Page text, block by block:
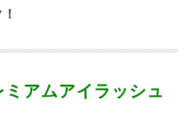
アムアイラッシュ